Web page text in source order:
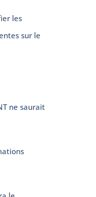
les
sur le
ne saurait